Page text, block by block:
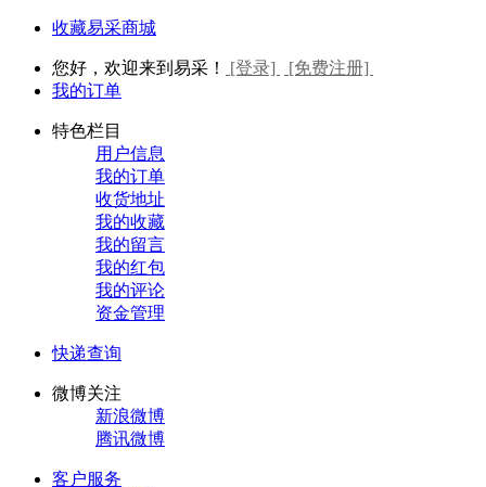
收藏易采商城
您好，欢迎来到易采！ [登录]
[免费注册]
我的订单
特色栏目
用户信息
我的订单
收货地址
我的收藏
我的留言
我的红包
我的评论
资金管理
快递查询
微博关注
新浪微博
腾讯微博
客户服务